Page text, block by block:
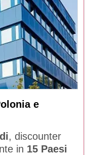
e
, discounter
in 15 Paesi